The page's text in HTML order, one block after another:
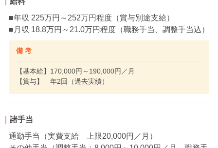
■年収 225万円～252万円程度（賞与別途支給）
■月収 18.8万円～21.0万円程度（職務手当、調整手当込）
備 考
【基本給】170,000円～190,000円／月
【賞与】 年2回（過去実績）
諸手当
通勤手当（実費支給 上限20,000円／月）